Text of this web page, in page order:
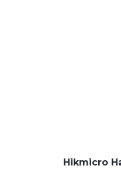
Hikmicro